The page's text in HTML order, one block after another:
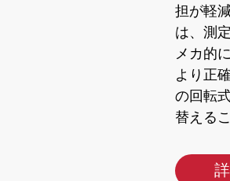
担が軽
は、測
メカ的
より正
の回転
替える